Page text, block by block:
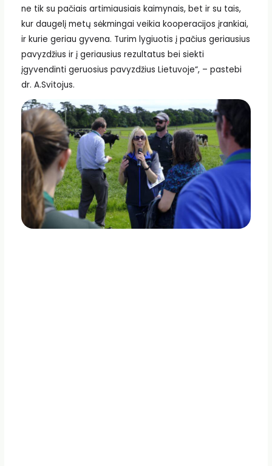
ne tik su pačiais artimiausiais kaimynais, bet ir su tais,
kur daugelį metų sėkmingai veikia kooperacijos įrankiai,
ir kurie geriau gyvena. Turim lygiuotis į pačius geriausius
pavyzdžius ir į geriausius rezultatus bei siekti
įgyvendinti geruosius pavyzdžius Lietuvoje“, – pastebi
dr. A.Svitojus.